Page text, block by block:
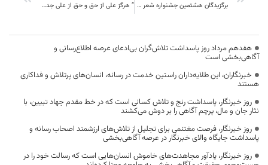
برگزیدگان هشتمین جشنواره شعر فجر خراسان جنوبی معرفی شدند ” هرگز علی از حق و حق از علی جدا نمی شود”
هفدهم مرداد روز پاسداشت تلاش‌گران بی‌ادعای عرصه اطلاع‌رسانی و
آگاهی‌بخشی است
خبرنگاران، این طلایه‌داران راستین خدمت در رسانه، انسان‌های پرتلاش و فداکاری
هستند
روز خبرنگار، پاسداشت رنج و تلاش کسانی است که در خط مقدم جهاد تبیین، با
نثار جان و مال، پرچم آگاهی را بر دوش می‌کشند
روز خبرنگار، فرصت مغتنمی برای تجلیل از تلاش‌های ارزشمند اصحاب رسانه و
پاسداشت جایگاه والای خبرنگار در عرصه آگاهی‌بخشی
روز خبرنگار، یادآور مجاهدت‌های خاموش انسان‌هایی است که رسالت خود را در